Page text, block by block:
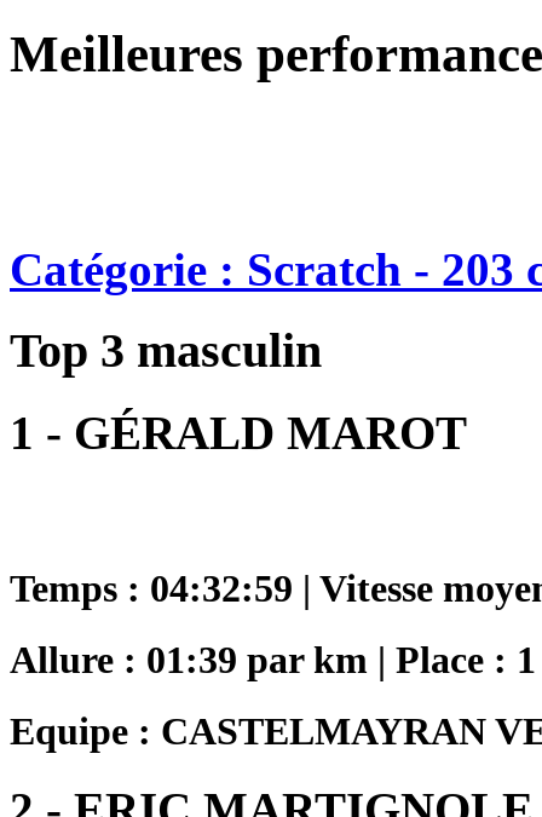
Meilleures
Catégorie : Scratch - 203
Top 3 masculin
1 - GÉRALD MAROT
Temps : 04:32:59 | Vitesse
Allure : 01:39 par km | Place : 1
Equipe : CASTELMAYRAN